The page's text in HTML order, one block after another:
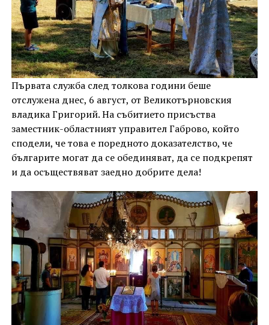
Първата служба след толкова години беше
отслужена днес, 6 август, от Великотърновския
владика Григорий. На събитието присъства
заместник-областният управител Габрово, който
сподели, че това е поредното доказателство, че
българите могат да се обединяват, да се подкрепят
и да осъществяват заедно добрите дела!